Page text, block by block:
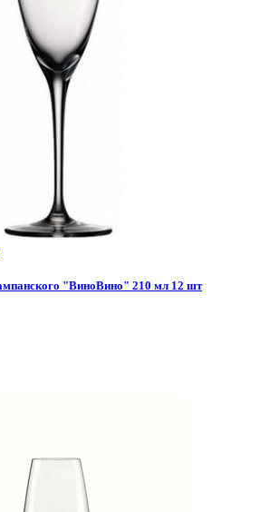
"ВиноВино" 210 мл 12 шт